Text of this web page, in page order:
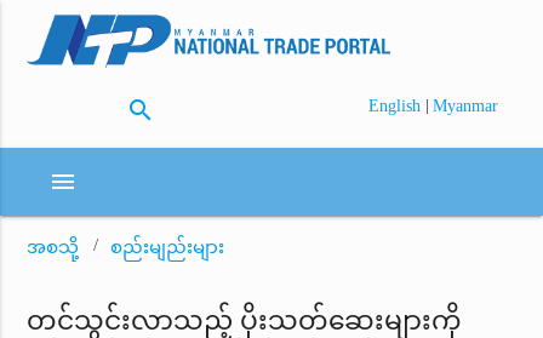
search English | Myanmar
menu
အစသို့ စည်းမျည်းများ
တင်သွင်းလာသည့် ပိုးသတ်ဆေးများကို